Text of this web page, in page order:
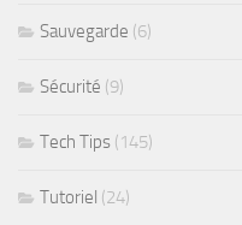
Sauvegarde (6)
Sécurité (9)
Tech Tips (145)
Tutoriel (24)